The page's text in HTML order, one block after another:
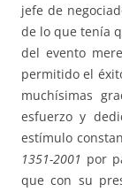
jefe de
de lo que tenía
del evento
permitido el
muchísimas
esfuerzo y
estímulo
1351-2001 por
que con su